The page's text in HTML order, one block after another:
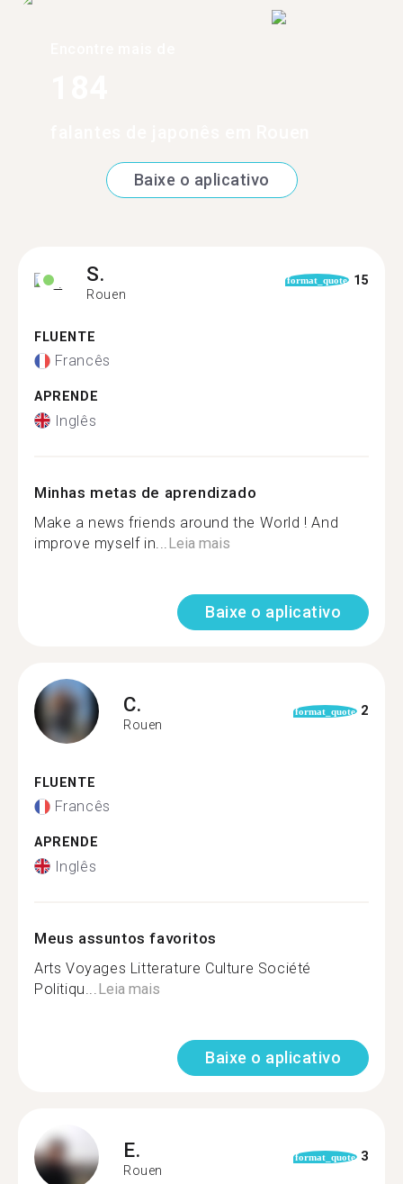
Baixe o aplicativo
S.
Rouen
format_quote 15
FLUENTE
Francês
APRENDE
Inglês
Minhas metas de aprendizado
Make a news friends around the World ! And
improve myself in... Leia mais
Baixe o aplicativo
C.
Rouen
format_quote 2
FLUENTE
Francês
APRENDE
Inglês
Meus assuntos favoritos
Arts Voyages Litterature Culture Société
Politiqu... Leia mais
Baixe o aplicativo
E.
Rouen
format_quote 3